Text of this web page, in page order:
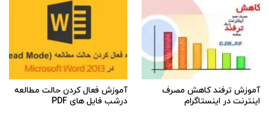
آموزش ترفند کاهش مصرف
اینترنت در اینستاگرام
آموزش فعال کردن حالت مطالعه
درشب فایل های PDF